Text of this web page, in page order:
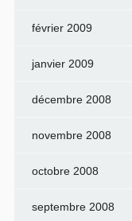
février 2009
janvier 2009
décembre 2008
novembre 2008
octobre 2008
septembre 2008